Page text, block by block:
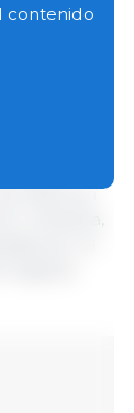
de 2024,
principales
179 100
el segundo
en
cifras son
Industria,
por el
contenido